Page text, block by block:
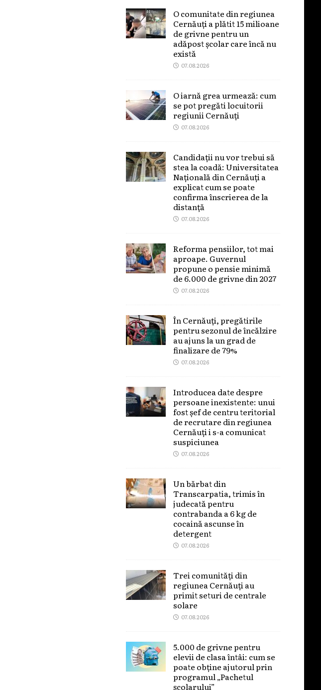
O comunitate din regiunea
Cernăuți a plătit 15 milioane
de grivne pentru un
adăpost școlar care încă nu
există
07.08.2026
O iarnă grea urmează: cum
se pot pregăti locuitorii
regiunii Cernăuți
07.08.2026
Candidații nu vor trebui să
stea la coadă: Universitatea
Națională din Cernăuți a
explicat cum se poate
confirma înscrierea de la
distanță
07.08.2026
Reforma pensiilor, tot mai
aproape. Guvernul
propune o pensie minimă
de 6.000 de grivne din 2027
07.08.2026
În Cernăuți, pregătirile
pentru sezonul de încălzire
au ajuns la un grad de
finalizare de 79%
07.08.2026
Introducea date despre
persoane inexistente: unui
fost șef de centru teritorial
de recrutare din regiunea
Cernăuți i s-a comunicat
suspiciunea
07.08.2026
Un bărbat din
Transcarpatia, trimis în
judecată pentru
contrabanda a 6 kg de
cocaină ascunse în
detergent
07.08.2026
Trei comunități din
regiunea Cernăuți au
primit seturi de centrale
solare
07.08.2026
5.000 de grivne pentru
elevii de clasa întâi: cum se
poate obține ajutorul prin
programul „Pachetul
școlarului”